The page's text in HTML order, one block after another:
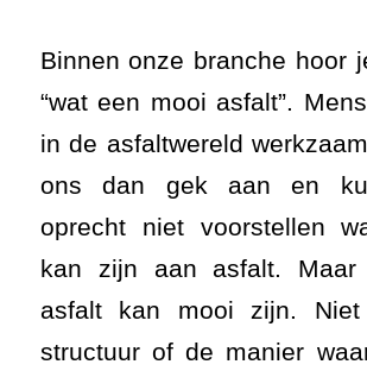
Binnen onze branche hoor
“wat een mooi asfalt”.
in de asfaltwereld
ons dan gek aan en
oprecht niet voorstellen
kan zijn aan asfalt. Maar
asfalt kan mooi zijn.
structuur of de manier